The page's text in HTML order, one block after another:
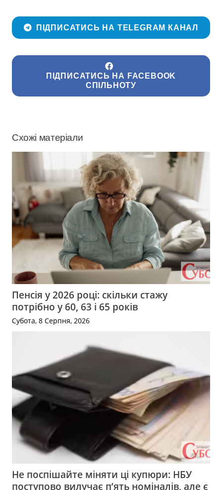
ПІДПИСАТИСЬ НА TELEGRAM КАНАЛ
ПІДПИСАТИСЬ НА FACEBOOK
СПІЛЬНОТУ
Схожі матеріали
Пенсія у 2026 році: скільки стажу
потрібно у 60, 63 і 65 років
Субота, 8 Серпня, 2026
Не поспішайте міняти ці купюри: НБУ
поступово вилучає п’ять номіналів, але є